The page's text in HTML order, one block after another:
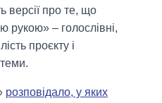
версії про те, що
рукою» – голослівні,
проєкту і
розповідало, у яких